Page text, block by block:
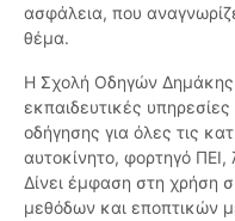
ασφάλεια, που
θέμα.
Η Σχολή Οδηγών Δημάκης
εκπαιδευτικές
οδήγησης για όλες τις
αυτοκίνητο, φορτηγό ΠΕΙ,
Δίνει έμφαση στη χρήση
μεθόδων και εποπτικών